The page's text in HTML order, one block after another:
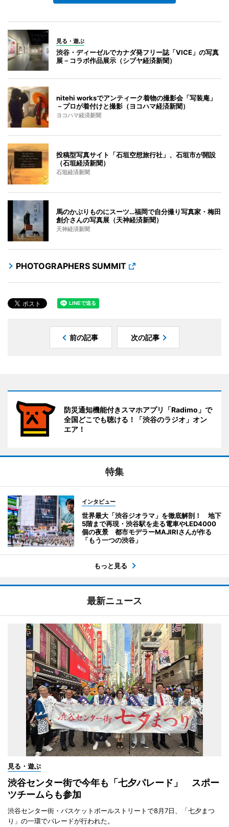
見る・遊ぶ
渋谷・ディーゼルでカナダ発フリー誌「VICE」の写真
展－コラボ作品展示（シブヤ経済新聞）
nitehi worksでアンティーク着物の撮影会「写装庵」
－プロが着付けと撮影（ヨコハマ経済新聞）
ヨコハマ経済新聞
投稿型写真サイト「石垣空想旅行社」、石垣市が開設
（石垣経済新聞）
石垣経済新聞
馬のかぶりものにスーツ…福岡で自分撮り写真家・梅田
創介さんの写真展（天神経済新聞）
天神経済新聞
PHOTOGRAPHERS SUMMIT
前の記事 次の記事
防災通知機能付きスマホアプリ「Radimo」で
全国どこでも聴ける！「渋谷のラジオ」オン
エア！
特集
インタビュー
世界最大「渋谷ジオラマ」を徹底解剖！ 地下
5階まで再現・渋谷駅を走る電車やLED4000
個の夜景 都市モデラーMAJIRIさんが作る
「もう一つの渋谷」
もっと見る
最新ニュース
見る・遊ぶ
渋谷センター街で今年も「七夕パレード」 スポー
ツチームらも参加
渋谷センター街・バスケットボールストリートで8月7日、「七夕まつ
り」の一環でパレードが行われた。